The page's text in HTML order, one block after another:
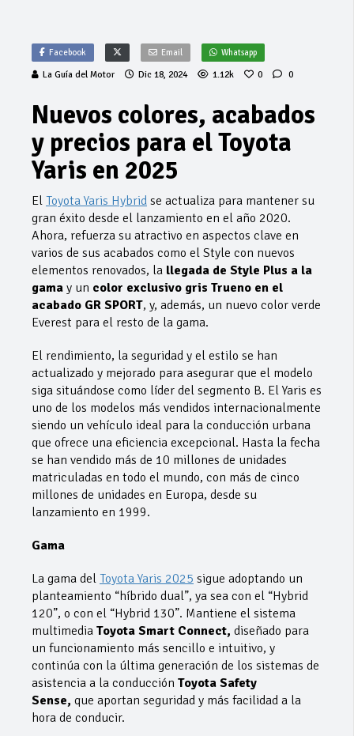
Facebook Email Whatsapp
La Guía del Motor Dic 18, 2024 1.12k 0 0
Nuevos colores, acabados
y precios para el Toyota
Yaris en 2025
El Toyota Yaris Hybrid se actualiza para mantener su
gran éxito desde el lanzamiento en el año 2020.
Ahora, refuerza su atractivo en aspectos clave en
varios de sus acabados como el Style con nuevos
elementos renovados, la llegada de Style Plus a la
gama y un color exclusivo gris Trueno en el
acabado GR SPORT, y, además, un nuevo color verde
Everest para el resto de la gama.
El rendimiento, la seguridad y el estilo se han
actualizado y mejorado para asegurar que el modelo
siga situándose como líder del segmento B. El Yaris es
uno de los modelos más vendidos internacionalmente
siendo un vehículo ideal para la conducción urbana
que ofrece una eficiencia excepcional. Hasta la fecha
se han vendido más de 10 millones de unidades
matriculadas en todo el mundo, con más de cinco
millones de unidades en Europa, desde su
lanzamiento en 1999.
Gama
La gama del Toyota Yaris 2025 sigue adoptando un
planteamiento “híbrido dual”, ya sea con el “Hybrid
120”, o con el “Hybrid 130”. Mantiene el sistema
multimedia Toyota Smart Connect, diseñado para
un funcionamiento más sencillo e intuitivo, y
continúa con la última generación de los sistemas de
asistencia a la conducción Toyota Safety
Sense, que aportan seguridad y más facilidad a la
hora de conducir.